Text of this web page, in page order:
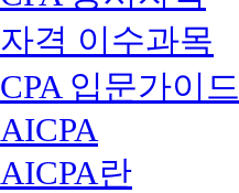
자격 이수과목
CPA 입문가이드
AICPA
AICPA란